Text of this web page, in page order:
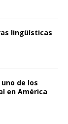
lingüísticas
de los
en América